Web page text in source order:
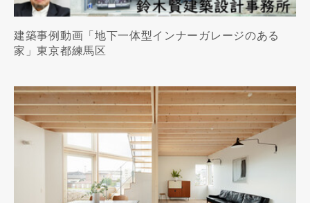
建築事例動画「地下一体型インナーガレージのある
家」東京都練馬区